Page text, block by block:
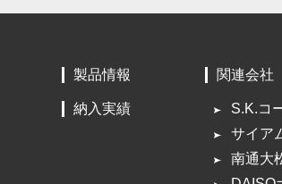
製品情報
納入実績
関連会社
S.K.コ
サイア
南通大